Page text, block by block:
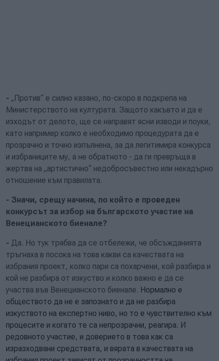
- „Против“ е силно казано, по-скоро в подкрепа на
Министерството на културата. Защото какъвто и да е
изходът от делото, ще се направят ясни изводи и поуки,
като например колко е необходимо процедурата да е
прозрачно и точно изпълнена, за да лeгитимира конкурса
и избраниците му, а не обратното - да ги превръща в
жертва на „артистично“ недобросъвестно или некадърно
отношение към правилата.
- Значи, срещу начина, по който е проведен
конкурсът за избор на българското участие на
Венецианското биенале?
- Да. Но тук трябва да се отбележи, че обсъжданията
тръгнаха в посока на това какви са качествата на
избрания проект, колко пари са похарчени, кой разбира и
кой не разбира от изкуство и колко важно е да се
участва във Венецианското биенале. Нормално е
обществото да не е запознато и да не разбира
изкуството на експертно ниво, но то е чувствително към
процесите и когато те са непрозрачни, реагира. И
редовното участие, и доверието в това как са
изразходвани средствата, и вярата в качествата на